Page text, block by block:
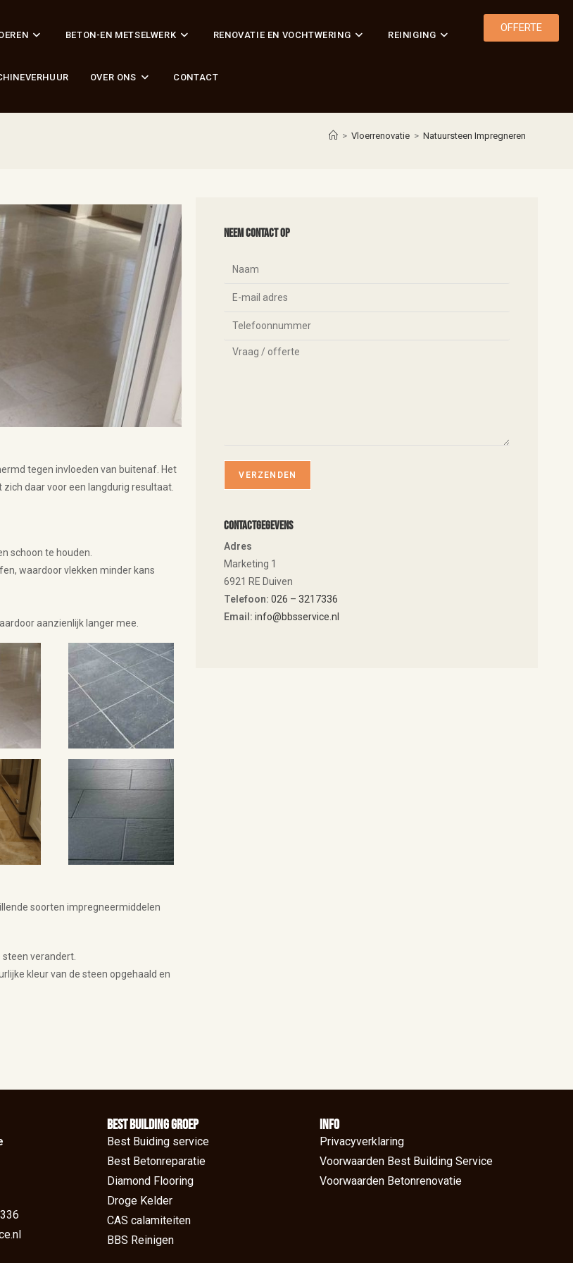
BETON-EN METSELWERK RENOVATIE EN VOCHTWERING REINIGING
OVER ONS CONTACT
OFFERTE
> Vloerrenovatie > Natuursteen Impregneren
tegen invloeden van buitenaf. Het
daar voor een langdurig resultaat.
schoon te houden.
waardoor vlekken minder kans
aanzienlijk langer mee.
soorten impregneermiddelen
verandert.
kleur van de steen opgehaald en
Neem contact op
Contactgegevens
Adres
Marketing 1
6921 RE Duiven
Telefoon:026 – 3217336
Email: info@bbsservice.nl
BEst Building groep
Best Buiding service
Best Betonreparatie
Diamond Flooring
Droge Kelder
CAS calamiteiten
BBS Reinigen
Info
Privacyverklaring
Voorwaarden Best Building Service
Voorwaarden Betonrenovatie